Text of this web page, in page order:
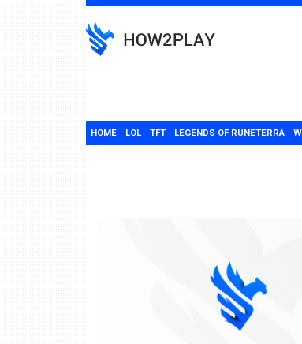
to
content
HOME LOL TFT LEGENDS OF RUNETERRA